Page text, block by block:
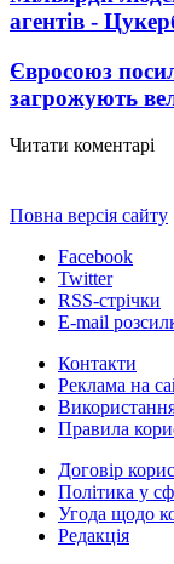
агентів -
Євросоюз
загрожують
Читати коментарі
Повна версія сайту
Facebook
Twitter
RSS-стрічки
E-mail
Контакти
Реклама на
Правила
Договір
Політика у
Угода щодо
Редакція